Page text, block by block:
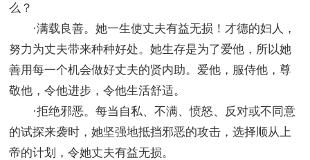
么？
·满载良善。她一生使丈夫有益无损！才德的妇人，
努力为丈夫带来种种好处。她生存是为了爱他，所以她
善用每一个机会做好丈夫的贤内助。爱他，服侍他，尊
敬他，令他进步，令他生活舒适。
·拒绝邪恶。每当自私、不满、愤怒、反对或不同意
的试探来袭时，她坚强地抵挡邪恶的攻击，选择顺从上
帝的计划，令她丈夫有益无损。